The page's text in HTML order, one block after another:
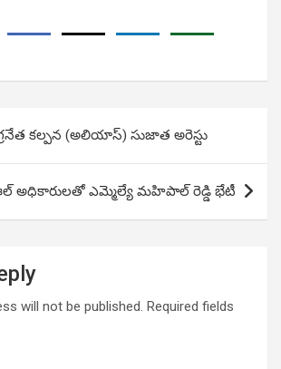
కల్పన (అలియాస్) సుజాత అరెస్టు
అధికారులతో ఎమ్మెల్యే మహిపాల్ రెడ్డి భేటీ
will not be published. Required fields